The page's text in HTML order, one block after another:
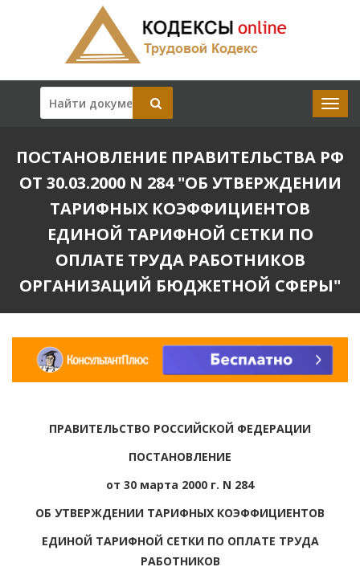
ПОСТАНОВЛЕНИЕ ПРАВИТЕЛЬСТВА РФ
ОТ 30.03.2000 N 284 "ОБ УТВЕРЖДЕНИИ
ТАРИФНЫХ КОЭФФИЦИЕНТОВ
ЕДИНОЙ ТАРИФНОЙ СЕТКИ ПО
ОПЛАТЕ ТРУДА РАБОТНИКОВ
ОРГАНИЗАЦИЙ БЮДЖЕТНОЙ СФЕРЫ"
ПРАВИТЕЛЬСТВО РОССИЙСКОЙ ФЕДЕРАЦИИ
ПОСТАНОВЛЕНИЕ
от 30 марта 2000 г. N 284
ОБ УТВЕРЖДЕНИИ ТАРИФНЫХ КОЭФФИЦИЕНТОВ
ЕДИНОЙ ТАРИФНОЙ СЕТКИ ПО ОПЛАТЕ ТРУДА
РАБОТНИКОВ